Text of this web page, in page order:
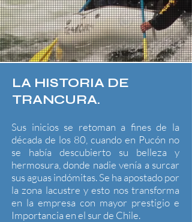
LA HISTORIA DE
TRANCURA.
Sus inicios se retoman a fines de la
década de los 80, cuando en Pucón no
se había descubierto su belleza y
hermosura, donde nadie venía a surcar
sus aguas indómitas. Se ha apostado por
la zona lacustre y esto nos transforma
en la empresa con mayor prestigio e
Importancia en el sur de Chile.